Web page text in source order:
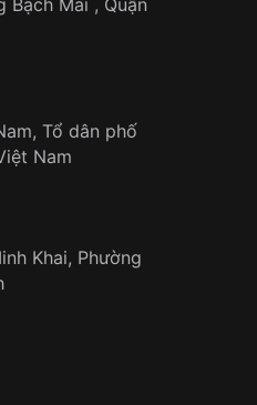
và thanh toán trực tiếp
hàng
hàng trong suốt quá
Bạch Mai , Quận
Tổ dân phố
Nam
Khai, Phường